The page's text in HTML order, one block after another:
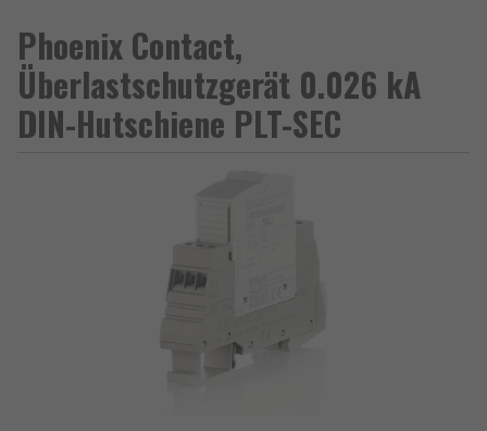
Phoenix Contact,
Überlastschutzgerät 0.026 kA
DIN-Hutschiene PLT-SEC